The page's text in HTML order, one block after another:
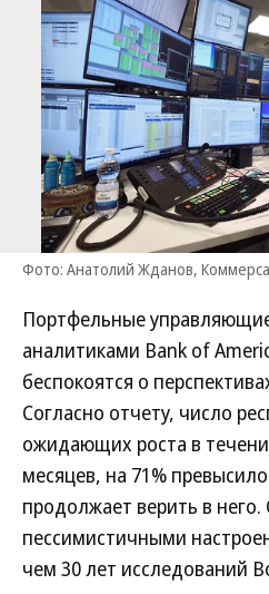
Фото: Анатолий Жданов,
Портфельные
аналитиками Bank of
беспокоятся о
Согласно отчету, число
ожидающих роста в
месяцев, на 71%
продолжает верить в него.
пессимистичными
чем 30 лет исследований